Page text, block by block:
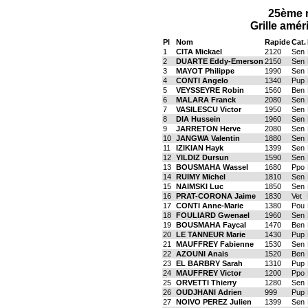
25ème
Grille
Pl Nom Rapide Cat.
1
CITA Mickael 2120 Sen
2
DUARTE Eddy-Emerson 2150 Sen
3
MAYOT Philippe 1990 Sen
4
CONTI Angelo 1340 Pup
5
VEYSSEYRE Robin 1560 Ben
6
MALARA Franck 2080 Sen
7
VASILESCU Victor 1950 Sen
8
DIA Hussein 1960 Sen
9
JARRETON Herve 2080 Sen
10
JANGWA Valentin 1880 Sen
11
IZIKIAN Hayk 1399 Sen
12
YILDIZ Dursun 1590 Sen
13
BOUSMAHA Wassel 1680 Ppo
14
RUIMY Michel 1810 Sen
15
NAIMSKI Luc 1850 Sen
16
PRAT-CORONA Jaime 1830 Vet
17
CONTI Anne-Marie 1380 Pou
18
FOULIARD Gwenael 1960 Sen
19
BOUSMAHA Faycal 1470 Ben
20
LE TANNEUR Marie 1430 Pup
21
MAUFFREY Fabienne 1530 Sen
22
AZOUNI Anais 1520 Ben
23
EL BARBRY Sarah 1310 Pup
24
MAUFFREY Victor 1200 Ppo
25
ORVETTI Thierry 1280 Sen
26
OUDJHANI Adrien 999 Pup
27
NOIVO PEREZ Julien 1399 Sen